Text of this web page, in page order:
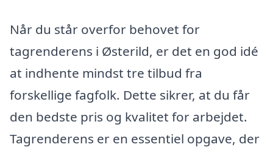
Når du står overfor behovet for
tagrenderens i Østerild, er det en god idé
at indhente mindst tre tilbud fra
forskellige fagfolk. Dette sikrer, at du får
den bedste pris og kvalitet for arbejdet.
Tagrenderens er en essentiel opgave, der